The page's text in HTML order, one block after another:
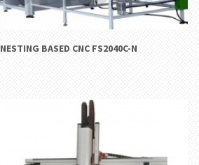
NESTING BASED CNC FS2040C-N